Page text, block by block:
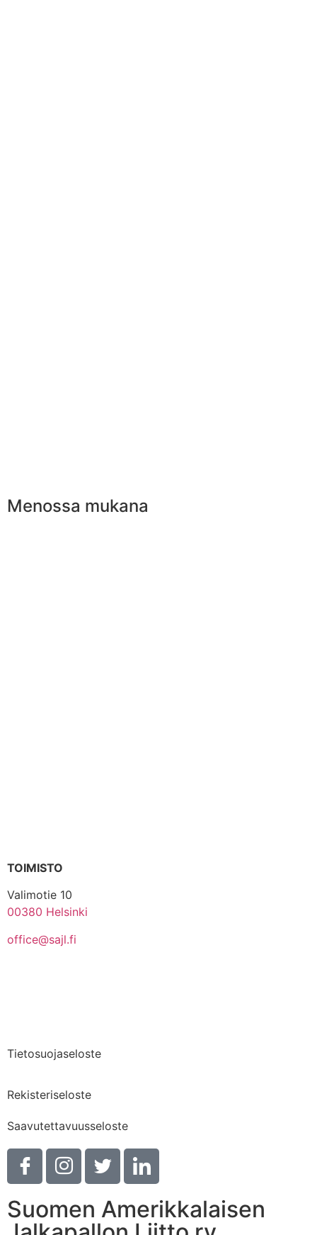
Menossa mukana
TOIMISTO
Valimotie 10
00380 Helsinki
office@sajl.fi
Tietosuojaseloste
Rekisteriseloste
Saavutettavuusseloste
Suomen Amerikkalaisen